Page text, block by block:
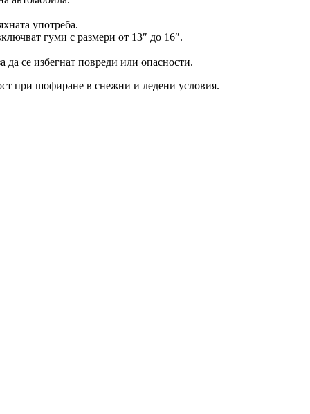
употреба.
гуми с размери от 13″ до 16″.
да се избегнат повреди или опасности.
при шофиране в снежни и ледени условия.